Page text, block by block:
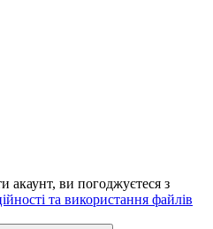
ви погоджуєтеся з
та використання файлів